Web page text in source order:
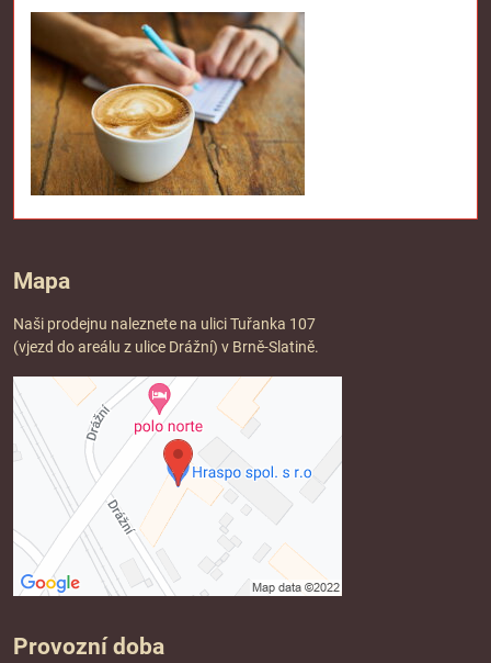
Mapa
Naši prodejnu naleznete na ulici Tuřanka 107
(vjezd do areálu z ulice Drážní) v Brně-Slatině.
Provozní doba